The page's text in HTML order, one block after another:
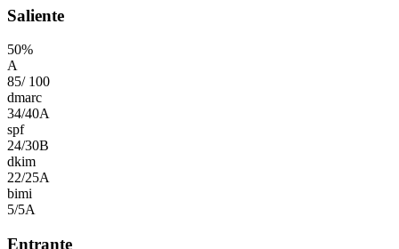
Saliente
50%
A
85/ 100
dmarc
34/40A
spf
24/30B
dkim
22/25A
bimi
5/5A
Entrante